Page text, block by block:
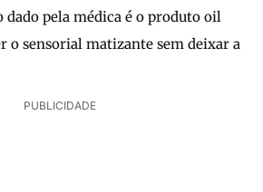
dado pela médica é o produto oil
o sensorial matizante sem deixar a
PUBLICIDADE